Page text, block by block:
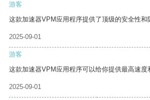
游客
这款加速器VPM应用程序提供了顶级的安全性和
2025-09-01
游客
这款加速器VPM应用程序可以给你提供最高速度
2025-09-01